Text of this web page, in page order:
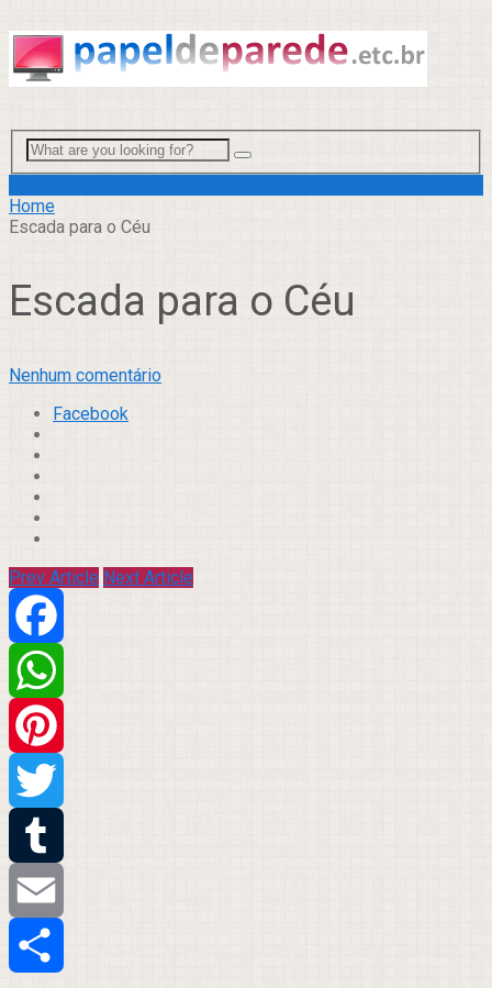
Home
Escada para o Céu
Escada para o Céu
Nenhum comentário
Facebook
Prev Article Next Article
Facebook
WhatsApp
Pinterest
Twitter
Tumblr
Email